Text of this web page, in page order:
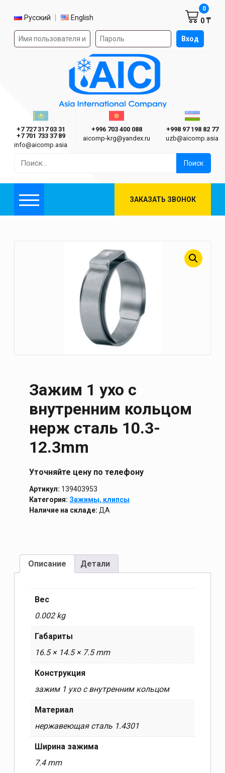
Выбор языка
Русский English
Форма авторизации на сайте Вход
0 ₸
0
Asia International Company
Казахстан г. Алматы
+7 727 317 03 31
+7 701 733 37 89
info@aicomp.asia
Киргизия г. Бишкек
+996 703 400 088
aicomp‑krg@yandex.ru
+998 97 198 82 77
uzb@aicomp.asia
Меню ЗАКАЗАТЬ ЗВОНОК
Зажим 1 ухо с
внутренним кольцом
нерж сталь 10.3-
12.3mm
Уточняйте цену по телефону
Артикул: 139403953
Категория: Зажимы, клипсы
Наличие на складе: ДА
Описание Детали
Вес
0.002 kg
Габариты
16.5 × 14.5 × 7.5 mm
Конструкция
зажим 1 ухо с внутренним кольцом
Материал
нержавеющая сталь 1.4301
Ширина зажима
7.4 mm